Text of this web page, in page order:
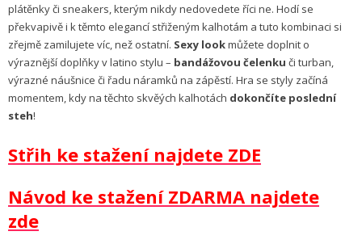
plátěnky či sneakers, kterým nikdy nedovedete říci ne. Hodí se
překvapivě i k těmto elegancí střiženým kalhotám a tuto kombinaci si
zřejmě zamilujete víc, než ostatní. Sexy lookmůžete doplnit o
výraznější doplňky v latino stylu – bandážovou čelenku či turban,
výrazné náušnice či řadu náramků na zápěstí. Hra se styly začíná
momentem, kdy na těchto skvěých kalhotách dokončíte poslední
steh!
Střih ke stažení najdete ZDE
Návod ke stažení ZDARMA najdete
zde